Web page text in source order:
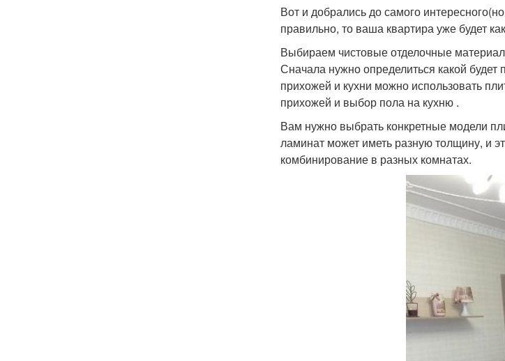
Вот и добрались до самого
правильно, то ваша квартира уже будет
Выбираем чистовые отделочные
Сначала нужно определиться какой
прихожей и кухни можно использовать
прихожей и выбор пола на кухню .
Вам нужно выбрать конкретные модели
ламинат может иметь разную толщину, и
комбинирование в разных комнатах.